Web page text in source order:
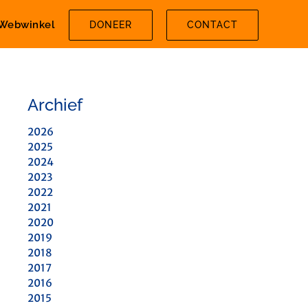
DONEER CONTACT
Archief
2026
2025
2024
2023
2022
2021
2020
2019
2018
2017
2016
2015